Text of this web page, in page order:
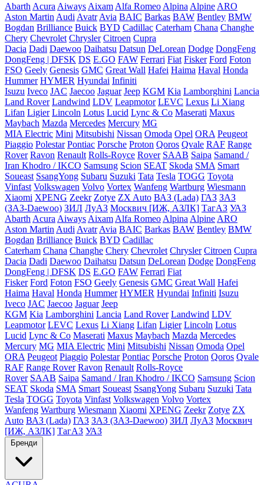
Abarth Acura Aiways Aixam Alfa Romeo Alpina Alpine ARO
Aston Martin Audi Avatr Avia BAIC Barkas BAW Bentley BMW
Bogdan Brilliance Buick BYD Cadillac Caterham Chana Changhe
Chery Chevrolet Chrysler Citroen Cupra
Dacia Dadi Daewoo Daihatsu Datsun DeLorean Dodge DongFeng
DongFeng | DFSK DS E.GO FAW Ferrari Fiat Fisker Ford Foton
FSO Geely Genesis GMC Great Wall Hafei Haima Haval Honda
Hummer HYMER Hyundai Infiniti
Isuzu Iveco JAC Jaecoo Jaguar Jeep KGM Kia Lamborghini Lancia
Land Rover Landwind LDV Leapmotor LEVC Lexus Li Xiang
Lifan Ligier Lincoln Lotus Lucid Lync & Co Maserati Maxus
Maybach Mazda Mercedes Mercury MG
MIA Electric Mini Mitsubishi Nissan Omoda Opel ORA Peugeot
Piaggio Polestar Pontiac Porsche Proton Qoros Qvale RAF Range
Rover Ravon Renault Rolls-Royce Rover SAAB Saipa Samand /
Iran Khodro / IKCO Samsung Scion SEAT Skoda SMA Smart
Soueast SsangYong Subaru Suzuki Tata Tesla TOGG Toyota
Vinfast Volkswagen Volvo Vortex Wanfeng Wartburg Wiesmann
Xiaomi XPENG Zeekr Zotye ZX Auto ВАЗ (Lada) ГАЗ ЗАЗ
(ЗАЗ-Daewoo) ЗИЛ ЛуАЗ Москвич [ИЖ, АЗЛК] ТагАЗ УАЗ
Abarth Acura Aiways Aixam Alfa Romeo Alpina Alpine ARO
Aston Martin Audi Avatr Avia BAIC Barkas BAW Bentley BMW
Bogdan Brilliance Buick BYD Cadillac
Caterham Chana Changhe Chery Chevrolet Chrysler Citroen Cupra
Dacia Dadi Daewoo Daihatsu Datsun DeLorean Dodge DongFeng
DongFeng | DFSK DS E.GO FAW Ferrari Fiat
Fisker Ford Foton FSO Geely Genesis GMC Great Wall Hafei
Haima Haval Honda Hummer HYMER Hyundai Infiniti Isuzu
Iveco JAC Jaecoo Jaguar Jeep
KGM Kia Lamborghini Lancia Land Rover Landwind LDV
Leapmotor LEVC Lexus Li Xiang Lifan Ligier Lincoln Lotus
Lucid Lync & Co Maserati Maxus Maybach Mazda Mercedes
Mercury MG MIA Electric Mini Mitsubishi Nissan Omoda Opel
ORA Peugeot Piaggio Polestar Pontiac Porsche Proton Qoros Qvale
RAF Range Rover Ravon Renault Rolls-Royce
Rover SAAB Saipa Samand / Iran Khodro / IKCO Samsung Scion
SEAT Skoda SMA Smart Soueast SsangYong Subaru Suzuki Tata
Tesla TOGG Toyota Vinfast Volkswagen Volvo Vortex
Wanfeng Wartburg Wiesmann Xiaomi XPENG Zeekr Zotye ZX
Auto ВАЗ (Lada) ГАЗ ЗАЗ (ЗАЗ-Daewoo) ЗИЛ ЛуАЗ Москвич
[ИЖ, АЗЛК] ТагАЗ УАЗ
Бренди